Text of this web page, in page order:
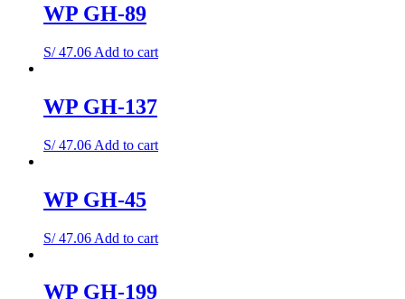
WP GH-89
S/47.06 Add to cart
WP GH-137
S/47.06 Add to cart
WP GH-45
S/47.06 Add to cart
WP GH-199